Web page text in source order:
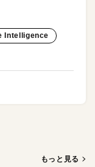
Intelligence
もっと見る